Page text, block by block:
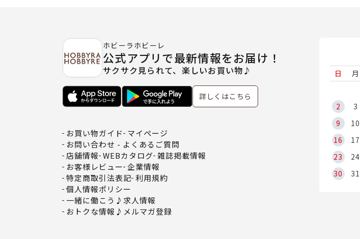
日 月
2
3
9
10
16
17
23
24
30
31
ホビーラホビーレ
公式アプリで最新情報をお届け！
サクサク見られて、楽しいお買い物♪
詳しくはこちら
お買い物ガイド マイページ
お問い合わせ - よくあるご質問
店舗情報 WEBカタログ 雑誌掲載情報
お客様レビュー 企業情報
特定商取引法表記 利用規約
個人情報ポリシー
一緒に働こう♪求人情報
おトクな情報♪メルマガ登録